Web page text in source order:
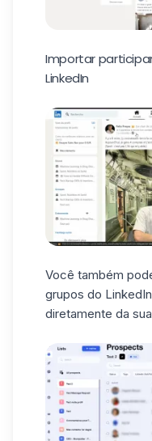
Importar
LinkedIn
Você também
grupos do
diretamente da